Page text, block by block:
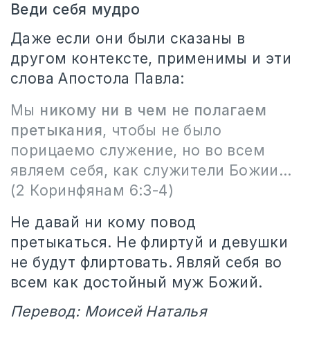
Веди себя мудро
Даже если они были сказаны в
другом контексте, применимы и эти
слова Апостола Павла:
Мы никому ни в чем не полагаем
претыкания, чтобы не было
порицаемо служение, но во всем
являем себя, как служители Божии…
(2 Коринфянам 6:3-4)
Не давай ни кому повод
претыкаться. Не флиртуй и девушки
не будут флиртовать. Являй себя во
всем как достойный муж Божий.
Перевод: Моисей Наталья